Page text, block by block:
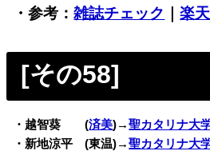
・参考：雑誌チェック ｜楽
[その58]
・越智葵 (済美)→聖カタリナ大
・新地涼平 (東温)→聖カタリナ大